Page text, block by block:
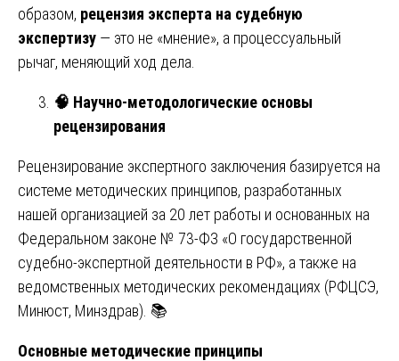
образом, рецензия эксперта на судебную
экспертизу — это не «мнение», а процессуальный
рычаг, меняющий ход дела.
🧠 Научно-методологические основы
рецензирования
Рецензирование экспертного заключения базируется на
системе методических принципов, разработанных
нашей организацией за 20 лет работы и основанных на
Федеральном законе № 73-ФЗ «О государственной
судебно-экспертной деятельности в РФ», а также на
ведомственных методических рекомендациях (РФЦСЭ,
Минюст, Минздрав). 📚
Основные методические принципы